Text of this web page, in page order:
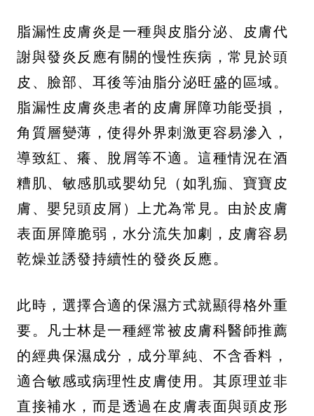
脂漏性皮膚炎是一種與皮脂分泌、皮膚代
謝與發炎反應有關的慢性疾病，常見於頭
皮、臉部、耳後等油脂分泌旺盛的區域。
脂漏性皮膚炎患者的皮膚屏障功能受損，
角質層變薄，使得外界刺激更容易滲入，
導致紅、癢、脫屑等不適。這種情況在酒
糟肌、敏感肌或嬰幼兒（如乳痂、寶寶皮
膚、嬰兒頭皮屑）上尤為常見。由於皮膚
表面屏障脆弱，水分流失加劇，皮膚容易
乾燥並誘發持續性的發炎反應。
此時，選擇合適的保濕方式就顯得格外重
要。凡士林是一種經常被皮膚科醫師推薦
的經典保濕成分，成分單純、不含香料，
適合敏感或病理性皮膚使用。其原理並非
直接補水，而是透過在皮膚表面與頭皮形